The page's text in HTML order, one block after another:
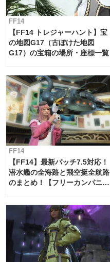
FF14
【FF14 トレジャーハント】宝
の地図G17（古ぼけた地図
G17）の宝箱の場所・座標一覧
FF14
【FF14】最新パッチ7.5対応！
潜水艦の全海路と飛空挺全航路
のまとめ！【フリーカンパニ